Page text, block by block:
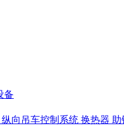
备
纵向吊车控制系统 换热器